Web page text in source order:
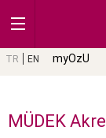
TR EN myOzU
MÜDEK